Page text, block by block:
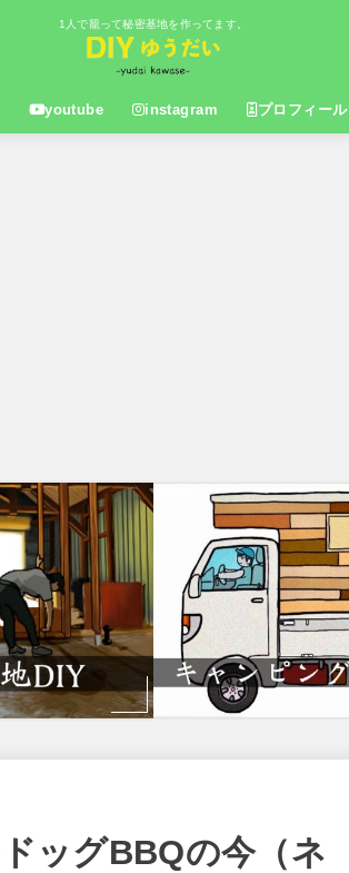
1人で籠って秘密基地を作ってます。
youtube instagram プロフィール
ッグBBQの今（ネ